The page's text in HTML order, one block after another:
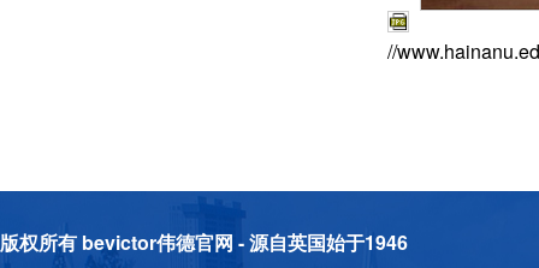
//
版权所有 bevictor伟德官网 - 源自英国始于1946